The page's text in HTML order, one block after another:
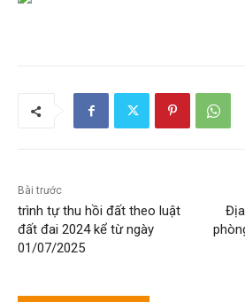
Bài trước
trình tự thu hồi đất theo luật
đất đai 2024 kể từ ngày
01/07/2025